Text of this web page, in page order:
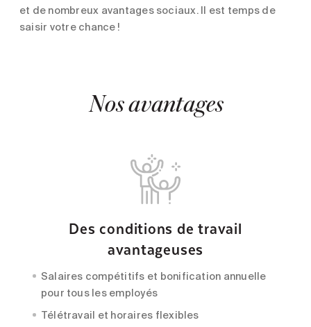
et de nombreux avantages sociaux. Il est temps de
saisir votre chance !
Nos avantages
Des conditions de travail
avantageuses
Salaires compétitifs et bonification annuelle
pour tous les employés
Télétravail et horaires flexibles